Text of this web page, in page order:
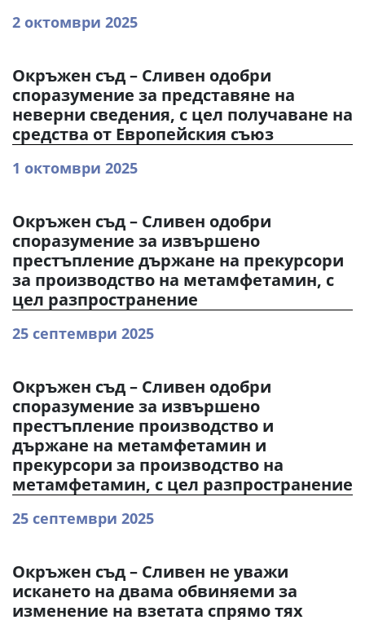
2 октомври 2025
Окръжен съд – Сливен одобри
споразумение за представяне на
неверни сведения, с цел получаване на
средства от Европейския съюз
1 октомври 2025
Окръжен съд – Сливен одобри
споразумение за извършено
престъпление държане на прекурсори
за производство на метамфетамин, с
цел разпространение
25 септември 2025
Окръжен съд – Сливен одобри
споразумение за извършено
престъпление производство и
държане на метамфетамин и
прекурсори за производство на
метамфетамин, с цел разпространение
25 септември 2025
Окръжен съд – Сливен не уважи
искането на двама обвиняеми за
изменение на взетата спрямо тях